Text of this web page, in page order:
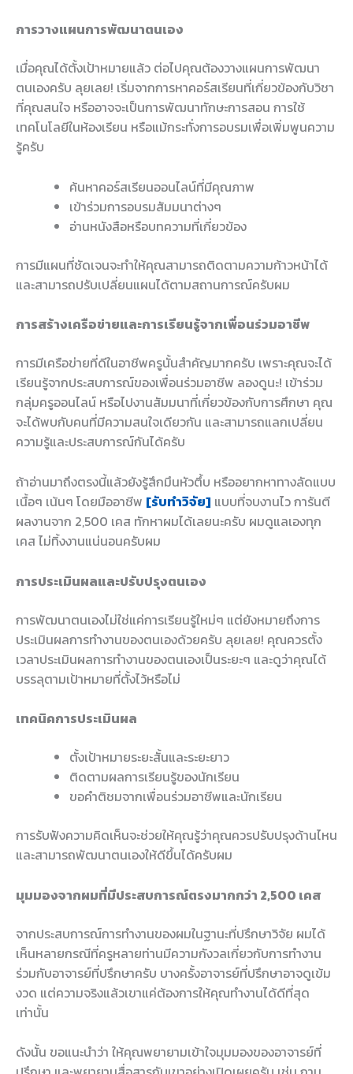
การวางแผนการพัฒนาตนเอง
เมื่อคุณได้ตั้งเป้าหมายแล้ว ต่อไปคุณต้องวางแผนการพัฒนา
ตนเองครับ ลุยเลย! เริ่มจากการหาคอร์สเรียนที่เกี่ยวข้องกับวิชา
ที่คุณสนใจ หรืออาจจะเป็นการพัฒนาทักษะการสอน การใช้
เทคโนโลยีในห้องเรียน หรือแม้กระทั่งการอบรมเพื่อเพิ่มพูนความ
รู้ครับ
ค้นหาคอร์สเรียนออนไลน์ที่มีคุณภาพ
เข้าร่วมการอบรมสัมมนาต่างๆ
อ่านหนังสือหรือบทความที่เกี่ยวข้อง
การมีแผนที่ชัดเจนจะทำให้คุณสามารถติดตามความก้าวหน้าได้
และสามารถปรับเปลี่ยนแผนได้ตามสถานการณ์ครับผม
การสร้างเครือข่ายและการเรียนรู้จากเพื่อนร่วมอาชีพ
การมีเครือข่ายที่ดีในอาชีพครูนั้นสำคัญมากครับ เพราะคุณจะได้
เรียนรู้จากประสบการณ์ของเพื่อนร่วมอาชีพ ลองดูนะ! เข้าร่วม
กลุ่มครูออนไลน์ หรือไปงานสัมมนาที่เกี่ยวข้องกับการศึกษา คุณ
จะได้พบกับคนที่มีความสนใจเดียวกัน และสามารถแลกเปลี่ยน
ความรู้และประสบการณ์กันได้ครับ
ถ้าอ่านมาถึงตรงนี้แล้วยังรู้สึกมึนหัวตึ้บ หรืออยากหาทางลัดแบบ
เนื้อๆ เน้นๆ โดยมืออาชีพ [รับทำวิจัย] แบบที่จบงานไว การันตี
ผลงานจาก 2,500 เคส ทักหาผมได้เลยนะครับ ผมดูแลเองทุก
เคส ไม่ทิ้งงานแน่นอนครับผม
การประเมินผลและปรับปรุงตนเอง
การพัฒนาตนเองไม่ใช่แค่การเรียนรู้ใหม่ๆ แต่ยังหมายถึงการ
ประเมินผลการทำงานของตนเองด้วยครับ ลุยเลย! คุณควรตั้ง
เวลาประเมินผลการทำงานของตนเองเป็นระยะๆ และดูว่าคุณได้
บรรลุตามเป้าหมายที่ตั้งไว้หรือไม่
เทคนิคการประเมินผล
ตั้งเป้าหมายระยะสั้นและระยะยาว
ติดตามผลการเรียนรู้ของนักเรียน
ขอคำติชมจากเพื่อนร่วมอาชีพและนักเรียน
การรับฟังความคิดเห็นจะช่วยให้คุณรู้ว่าคุณควรปรับปรุงด้านไหน
และสามารถพัฒนาตนเองให้ดีขึ้นได้ครับผม
มุมมองจากผมที่มีประสบการณ์ตรงมากกว่า 2,500 เคส
จากประสบการณ์การทำงานของผมในฐานะที่ปรึกษาวิจัย ผมได้
เห็นหลายกรณีที่ครูหลายท่านมีความกังวลเกี่ยวกับการทำงาน
ร่วมกับอาจารย์ที่ปรึกษาครับ บางครั้งอาจารย์ที่ปรึกษาอาจดูเข้ม
งวด แต่ความจริงแล้วเขาแค่ต้องการให้คุณทำงานได้ดีที่สุด
เท่านั้น
ดังนั้น ขอแนะนำว่า ให้คุณพยายามเข้าใจมุมมองของอาจารย์ที่